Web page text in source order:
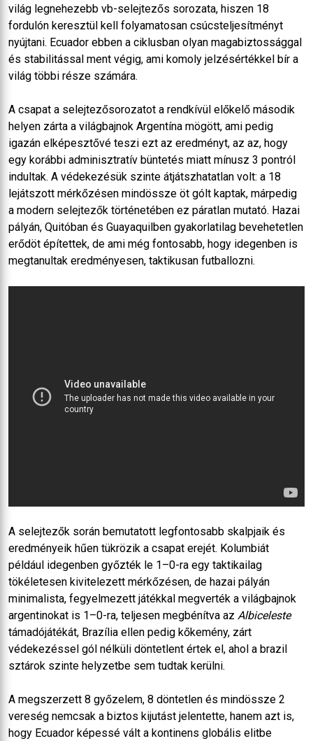
világ legnehezebb vb-selejtezős sorozata, hiszen 18
fordulón keresztül kell folyamatosan csúcsteljesítményt
nyújtani. Ecuador ebben a ciklusban olyan magabiztossággal
és stabilitással ment végig, ami komoly jelzésértékkel bír a
világ többi része számára.
A csapat a selejtezősorozatot a rendkívül előkelő második
helyen zárta a világbajnok Argentína mögött, ami pedig
igazán elképesztővé teszi ezt az eredményt, az az, hogy
egy korábbi adminisztratív büntetés miatt mínusz 3 pontról
indultak. A védekezésük szinte átjátszhatatlan volt: a 18
lejátszott mérkőzésen mindössze öt gólt kaptak, márpedig
a modern selejtezők történetében ez páratlan mutató. Hazai
pályán, Quitóban és Guayaquilben gyakorlatilag bevehetetlen
erődöt építettek, de ami még fontosabb, hogy idegenben is
megtanultak eredményesen, taktikusan futballozni.
A selejtezők során bemutatott legfontosabb skalpjaik és
eredményeik hűen tükrözik a csapat erejét. Kolumbiát
például idegenben győzték le 1–0-ra egy taktikailag
tökéletesen kivitelezett mérkőzésen, de hazai pályán
minimalista, fegyelmezett játékkal megverték a világbajnok
argentinokat is 1–0-ra, teljesen megbénítva az Albiceleste
támadójátékát, Brazília ellen pedig kőkemény, zárt
védekezéssel gól nélküli döntetlent értek el, ahol a brazil
sztárok szinte helyzetbe sem tudtak kerülni.
A megszerzett 8 győzelem, 8 döntetlen és mindössze 2
vereség nemcsak a biztos kijutást jelentette, hanem azt is,
hogy Ecuador képessé vált a kontinens globális elitbe